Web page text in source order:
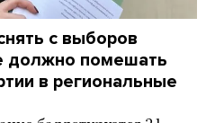
с выборов
должно помешать
в региональные